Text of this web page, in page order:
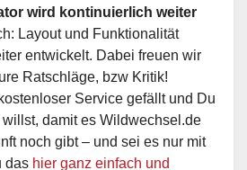
wird kontinuierlich weiter
Layout und Funktionalität
entwickelt. Dabei freuen wir
Ratschläge, bzw Kritik!
Service gefällt und Du
damit es Wildwechsel.de
noch gibt – und sei es nur mit
das hier ganz einfach und